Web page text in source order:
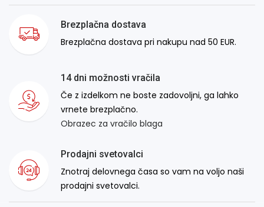
Brezplačna dostava
Brezplačna dostava pri nakupu nad 50 EUR.
14 dni možnosti vračila
Če z izdelkom ne boste zadovoljni, ga lahko
vrnete brezplačno.
Obrazec za vračilo blaga
Prodajni svetovalci
Znotraj delovnega časa so vam na voljo naši
prodajni svetovalci.